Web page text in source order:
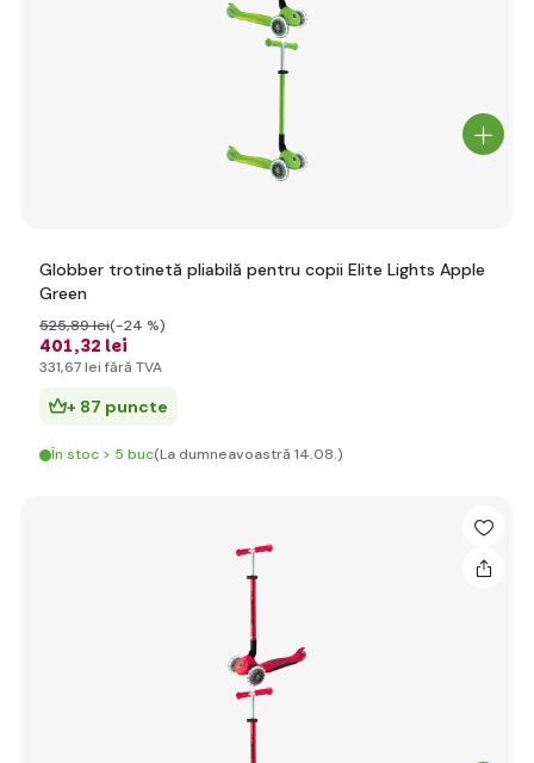
Globber trotinetă pliabilă pentru copii Elite Lights Apple
Green
401,32 lei
525,89 lei(-24 %)
331,67 lei fără TVA
+ 87 puncte
În stoc > 5 buc(La dumneavoastră 14.08.)